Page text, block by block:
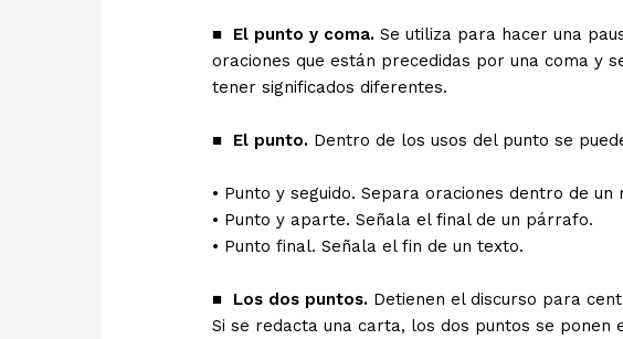
■ El punto y coma. Se utiliza para hacer una
oraciones que están precedidas por una coma y
tener significados diferentes.
■ El punto. Dentro de los usos del punto se
• Punto y seguido. Separa oraciones dentro de
• Punto y aparte. Señala el final de un párrafo.
• Punto final. Señala el fin de un texto.
■ Los dos puntos. Detienen el discurso para
Si se redacta una carta, los dos puntos se ponen